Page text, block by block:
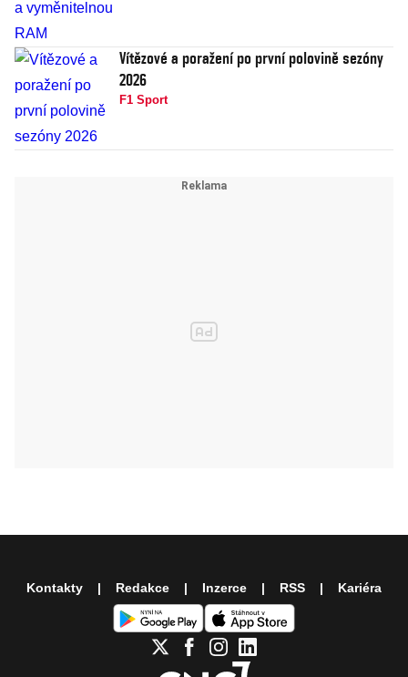
Vítězové a poražení po první polovině sezóny
2026
F1 Sport
Kontakty Redakce Inzerce RSS Kariéra